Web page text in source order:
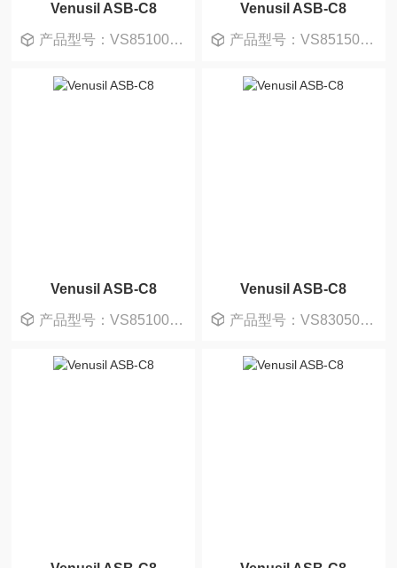
Venusil ASB-C8
产品型号：VS851002-0
Venusil ASB-C8
产品型号：VS851505-0
Venusil ASB-C8
产品型号：VS851005-0
Venusil ASB-C8
产品型号：VS830502-0